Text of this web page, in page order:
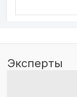
Эксперты